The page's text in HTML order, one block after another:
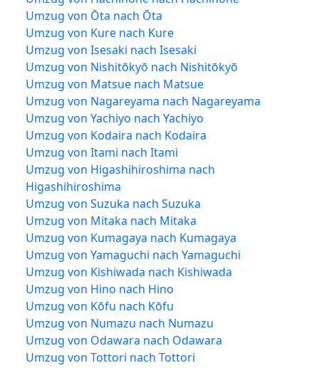
Umzug von Ōta nach Ōta
Umzug von Kure nach Kure
Umzug von Isesaki nach Isesaki
Umzug von Nishitōkyō nach Nishitōkyō
Umzug von Matsue nach Matsue
Umzug von Nagareyama nach Nagareyama
Umzug von Yachiyo nach Yachiyo
Umzug von Kodaira nach Kodaira
Umzug von Itami nach Itami
Umzug von Higashihiroshima nach
Higashihiroshima
Umzug von Suzuka nach Suzuka
Umzug von Mitaka nach Mitaka
Umzug von Kumagaya nach Kumagaya
Umzug von Yamaguchi nach Yamaguchi
Umzug von Kishiwada nach Kishiwada
Umzug von Hino nach Hino
Umzug von Kōfu nach Kōfu
Umzug von Numazu nach Numazu
Umzug von Odawara nach Odawara
Umzug von Tottori nach Tottori